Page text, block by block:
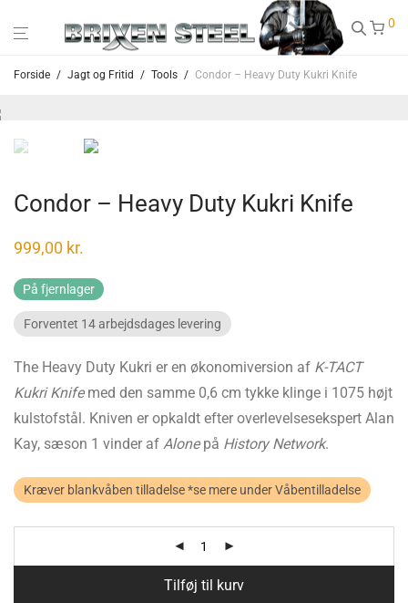
0
Forside / Jagt og Fritid / Tools / Condor – Heavy Duty Kukri Knife
Condor – Heavy Duty Kukri Knife
999,00 kr.
Forventet 14 arbejdsdages levering
The Heavy Duty Kukri er en økonomiversion af K-TACT
Kukri Knifemed den samme 0,6 cm tykke klinge i 1075 højt
kulstofstål. Kniven er opkaldt efter overlevelsesekspert Alan
Kay, sæson 1 vinder af Alonepå History Network.
Kræver blankvåben tilladelse *se mere under Våbentilladelse
På fjernlager
Tilføj til kurv